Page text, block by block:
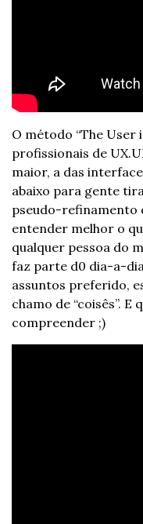
O método “The User
profissionais de
maior, a das
abaixo para gente
pseudo-refinamento
entender melhor o
qualquer pessoa do
faz parte d0 dia-a-
assuntos preferido,
chamo de “coisês”.
compreender ;)